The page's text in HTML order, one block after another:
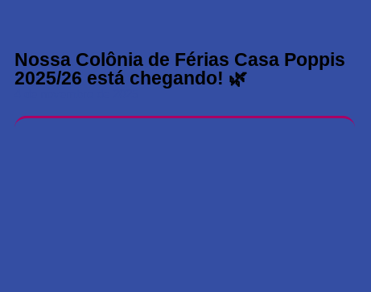
Nossa Colônia de Férias Casa Poppis
2025/26 está chegando! 🌿